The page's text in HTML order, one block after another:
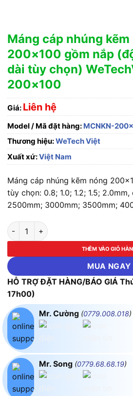
Máng cáp nhúng kẽm
200×100 gồm nắp
dài tùy chọn)
200×100
Giá: Liên hệ
Model / Mã đặt hàng: MCNKN-
Thương hiệu:WeTech Việt
Xuất xứ:Việt Nam
Máng cáp nhúng kẽm nóng
tùy chọn: 0.8; 1.0; 1.2; 1.5;
2500mm; 3000mm; 3500mm;
Máng cáp nhúng kẽm nóng
THÊM VÀO GIỎ
MUA NGAY
HỖ TRỢ ĐẶT HÀNG/BÁO GIÁ
17h00)
Mr. Cường (0779.008.018)
Mr. Song (0779.68.68.19)